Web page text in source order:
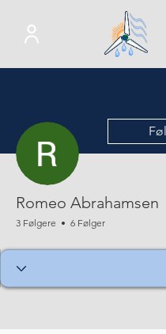
Romeo Abrahamsen
3 Følgere 6 Følger